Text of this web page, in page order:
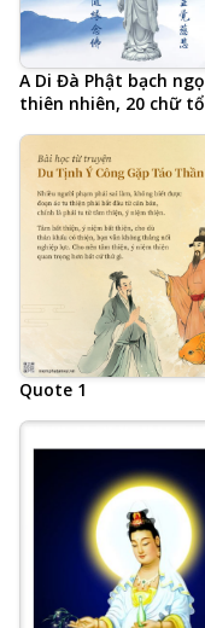
A Di Đà Phật bạch
thiên nhiên, 20 chữ
Tịnh Tông Học Hội
Phật hiệu viết tiếng
Quote 1